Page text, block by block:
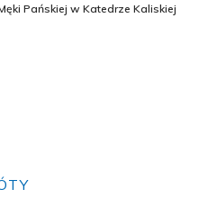
Pańskiej w Katedrze Kaliskiej